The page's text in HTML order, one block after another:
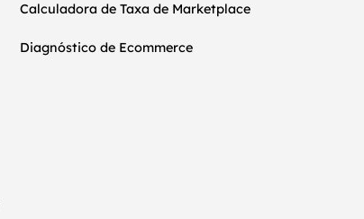
Calculadora de Taxa de Marketplace
Diagnóstico de Ecommerce